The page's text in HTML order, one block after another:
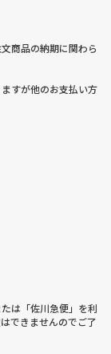
商品の納期に関わら
すが他のお支払い方
は「佐川急便」を利
できませんのでご了